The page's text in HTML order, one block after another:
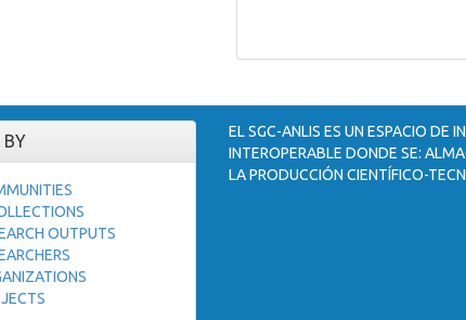
BY
OUTPUTS
EL SGC-ANLIS ES UN ESPACIO DE
INTEROPERABLE DONDE SE:
LA PRODUCCIÓN CIENTÍFICO-